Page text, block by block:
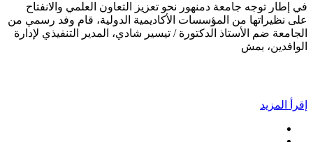
في إطار توجه جامعة دمنهور نحو تعزيز التعاون العلمي والانفتاح
على نظيراتها من المؤسسات الأكاديمية الدولية، قام وفد رسمي من
الجامعة ضم الأستاذ الدكتورة / تيسير شادي، المدير التنفيذي لإدارة
الوافدين، بمش
إقرأ المزيد